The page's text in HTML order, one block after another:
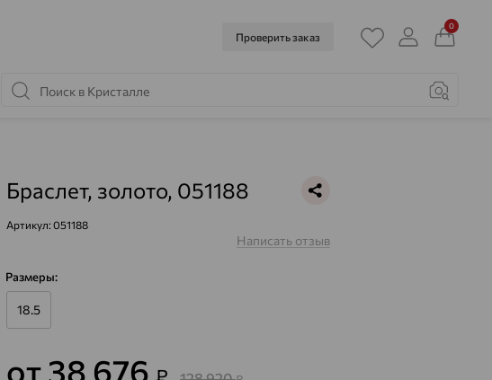
Проверить заказ
0
Браслет, золото, 051188
Артикул: 051188
Написать отзыв
Размеры:
18.5
от 38 676